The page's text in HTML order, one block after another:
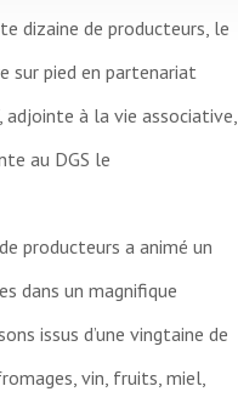
dizaine de producteurs, le
sur pied en partenariat
à la vie associative,
au DGS le
producteurs a animé un
dans un magnifique
issus d’une vingtaine de
vin, fruits, miel,